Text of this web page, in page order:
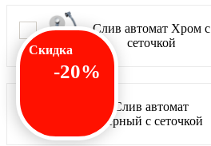
Скидка
-20%
Слив автомат Хром с
сеточкой
Слив автомат
Черный с сеточкой